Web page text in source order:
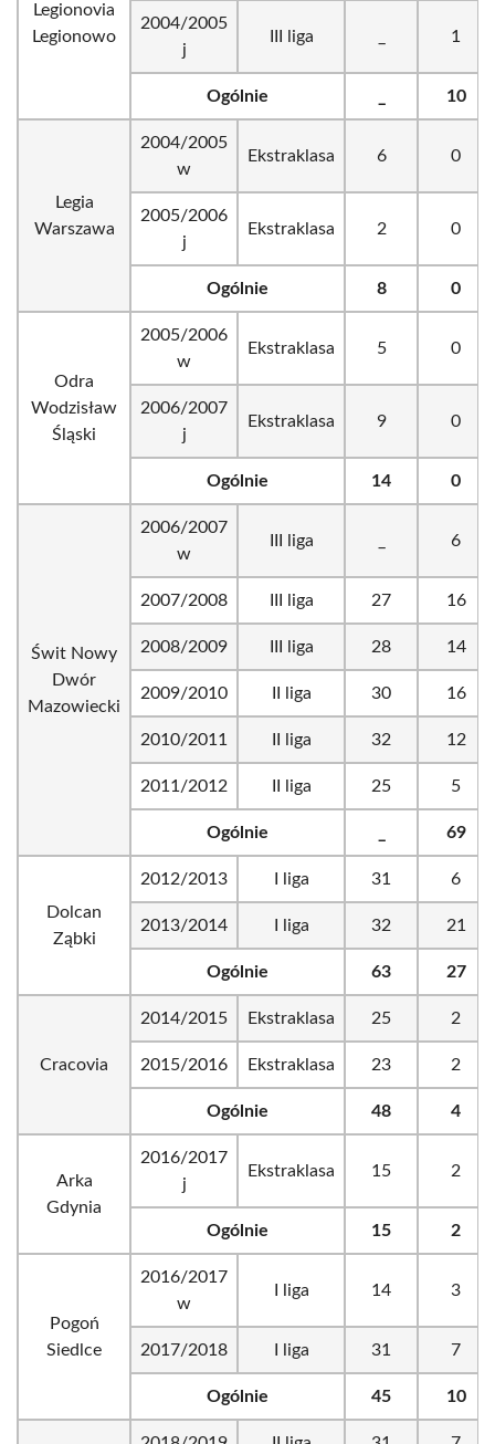
Legionovia
Legionowo
2004/2005
j
III liga 1
Ogólnie 10
Legia
Warszawa
2004/2005
w
Ekstraklasa 6 0
2005/2006
j
Ekstraklasa 2 0
Ogólnie 8 0
Odra
Wodzisław
Śląski
2005/2006
w
Ekstraklasa 5 0
2006/2007
j
Ekstraklasa 9 0
Ogólnie 14 0
Świt Nowy
Dwór
Mazowiecki
2006/2007
w
III liga 6
2007/2008 III liga 27 16
2008/2009 III liga 28 14
2009/2010 II liga 30 16
2010/2011 II liga 32 12
2011/2012 II liga 25 5
Ogólnie 69
Dolcan
Ząbki
2012/2013 I liga 31 6
2013/2014 I liga 32 21
Ogólnie 63 27
Cracovia
2014/2015 Ekstraklasa 25 2
2015/2016 Ekstraklasa 23 2
Ogólnie 48 4
Arka
Gdynia
2016/2017
j
Ekstraklasa 15 2
Ogólnie 15 2
Pogoń
Siedlce
2016/2017
w
I liga 14 3
2017/2018 I liga 31 7
Ogólnie 45 10